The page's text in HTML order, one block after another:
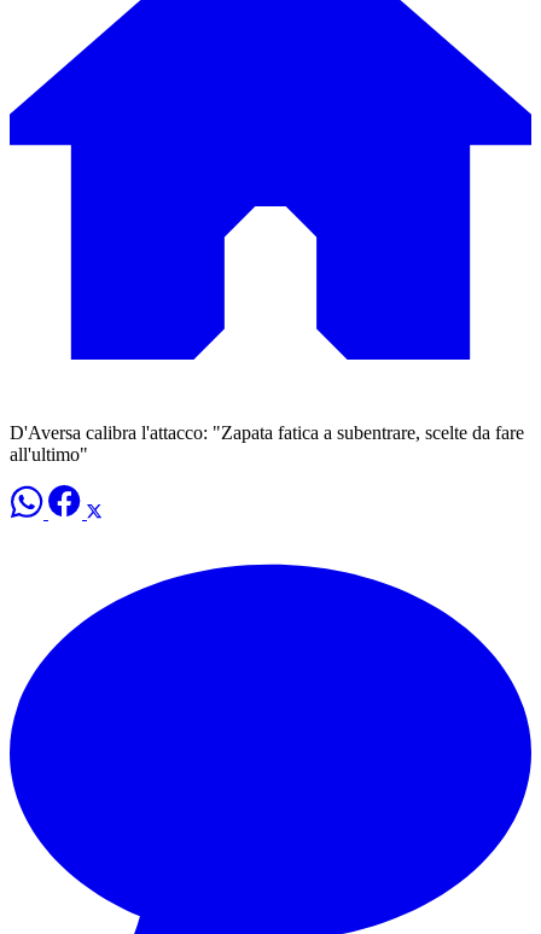
D'Aversa calibra l'attacco: "Zapata fatica a subentrare, scelte da fare
all'ultimo"